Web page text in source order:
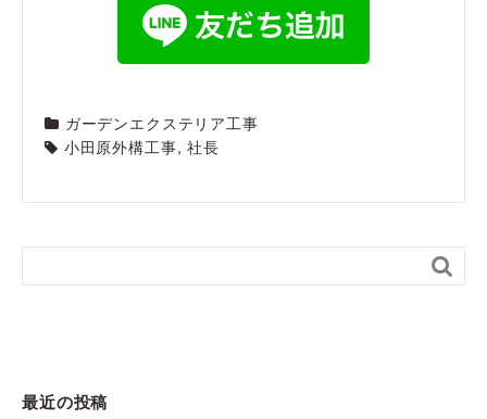
ガーデンエクステリア工事
小田原外構工事,社長

最近の投稿